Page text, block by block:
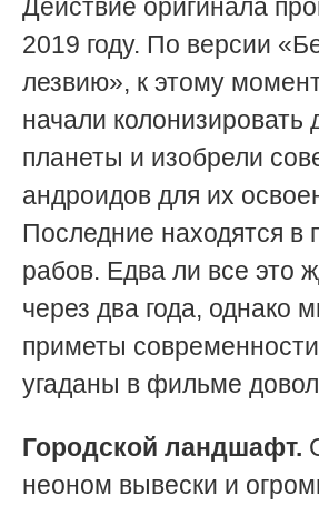
Действие оригинала
2019 году. По версии
лезвию», к этому
начали колонизировать
планеты и изобрели
андроидов для их
Последние находятся в
рабов. Едва ли все это
через два года, однако
приметы
угаданы в фильме
Городской ландшафт.
неоном вывески и